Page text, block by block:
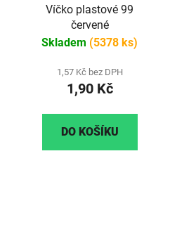
Víčko plastové 99
červené
Skladem (5378 ks)
1,57 Kč bez DPH
1,90 Kč
DO KOŠÍKU